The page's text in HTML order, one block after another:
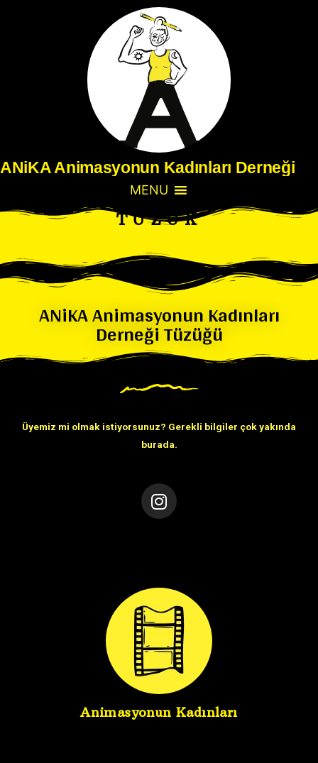
ANiKA Animasyonun Kadınları Derneği
MENU
TÜZÜK
ANiKA Animasyonun Kadınları
Derneği Tüzüğü
Üyemiz mi olmak istiyorsunuz? Gerekli bilgiler çok yakında
burada.
Animasyonun Kadınları